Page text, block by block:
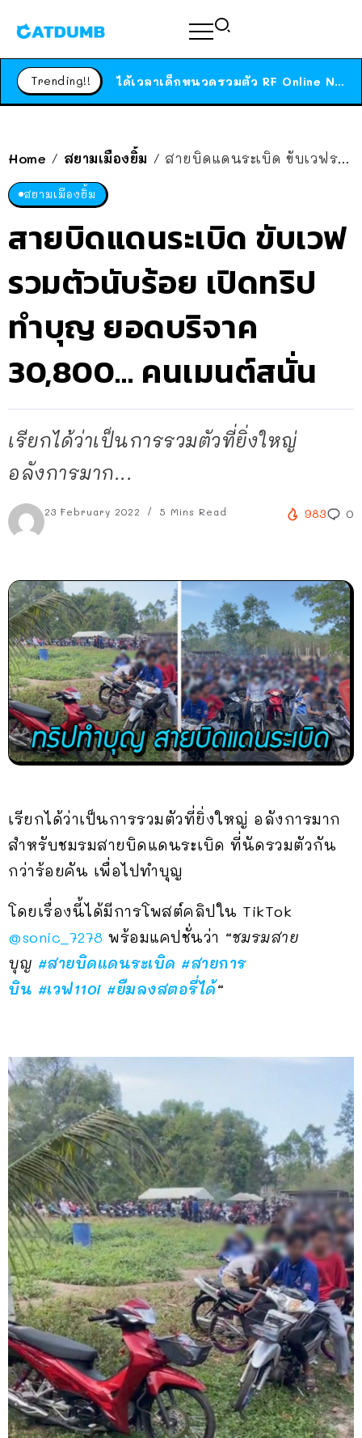
Trending!! ได้เวลาเด็กหนวดรวมตัว RF Online Next เปิดให้เล่นแล้ว เกม Sci-Fi MMORPG ระดับตำนาน เล่นได้ทั้งมือถือและ PC
Home / สยามเมืองยิ้ม / สายบิดแดนระเบิด ขับเวฟรวมตัวนับร้อย เปิดทริปทำบุญ ยอดบริจาค 30,800… คนเมนต์สนั่น
สยามเมืองยิ้ม
สายบิดแดนระเบิด ขับเวฟ
รวมตัวนับร้อย เปิดทริป
ทำบุญ ยอดบริจาค
30,800… คนเมนต์สนั่น
เรียกได้ว่าเป็นการรวมตัวที่ยิ่งใหญ่
อลังการมาก...
23 February 2022 5 Mins Read 983 0
เรียกได้ว่าเป็นการรวมตัวที่ยิ่งใหญ่ อลังการมาก
สำหรับชมรมสายบิดแดนระเบิด ที่นัดรวมตัวกัน
กว่าร้อยคัน เพื่อไปทำบุญ
โดยเรื่องนี้ได้มีการโพสต์คลิปใน TikTok
@sonic_7278 พร้อมแคปชั่นว่า “ชมรมสาย
บุญ #สายบิดแดนระเบิด #สายการ
บิน #เวฟ110i #ยืมลงสตอรี่ได้“